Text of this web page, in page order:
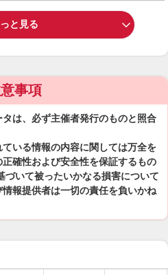
と見る
事項
は、必ず主催者発行のものと照合
いる情報の内容に関しては万全を
確性および安全性を保証するもの
づいて被ったいかなる損害について
報提供者は一切の責任を負いかね